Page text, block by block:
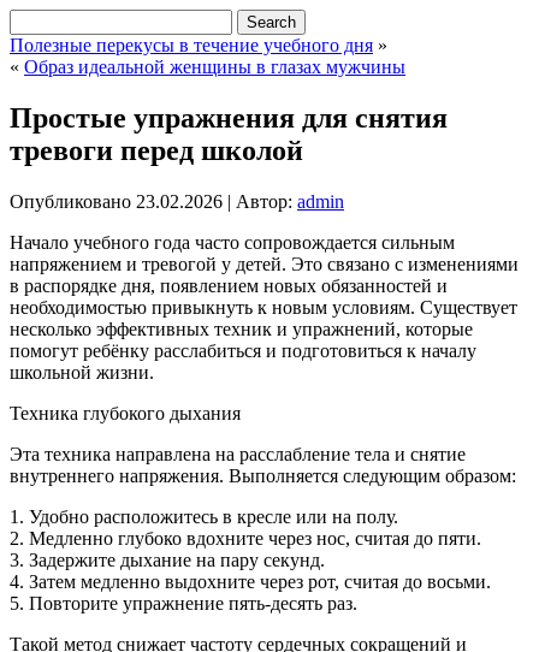
Полезные перекусы в течение учебного дня »
« Образ идеальной женщины в глазах мужчины
Простые упражнения для снятия
тревоги перед школой
Опубликовано 23.02.2026 | Автор: admin
Начало учебного года часто сопровождается сильным
напряжением и тревогой у детей. Это связано с изменениями
в распорядке дня, появлением новых обязанностей и
необходимостью привыкнуть к новым условиям. Существует
несколько эффективных техник и упражнений, которые
помогут ребёнку расслабиться и подготовиться к началу
школьной жизни.
Техника глубокого дыхания
Эта техника направлена на расслабление тела и снятие
внутреннего напряжения. Выполняется следующим образом:
1. Удобно расположитесь в кресле или на полу.
2. Медленно глубоко вдохните через нос, считая до пяти.
3. Задержите дыхание на пару секунд.
4. Затем медленно выдохните через рот, считая до восьми.
5. Повторите упражнение пять-десять раз.
Такой метод снижает частоту сердечных сокращений и